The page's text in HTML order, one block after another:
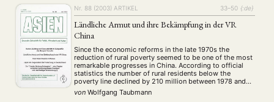
Nr. 88 (2003) ARTIKEL 33–50 {:de}
Ländliche Armut und ihre Bekämpfung in der VR
China
Since the economic reforms in the late 1970s the
reduction of rural poverty seemed to be one of the most
remarkable progresses in China. According to official
statistics the number of rural residents below the
poverty line declined by 210 million between 1978 and
1998. The paper discusses the regional differentiation of
poverty criteria respectively …
von Wolfgang Taubmann